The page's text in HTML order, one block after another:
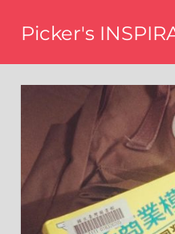
Picker's